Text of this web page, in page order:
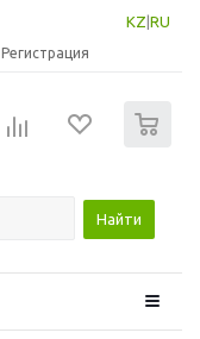
KZ RU
Регистрация
Найти